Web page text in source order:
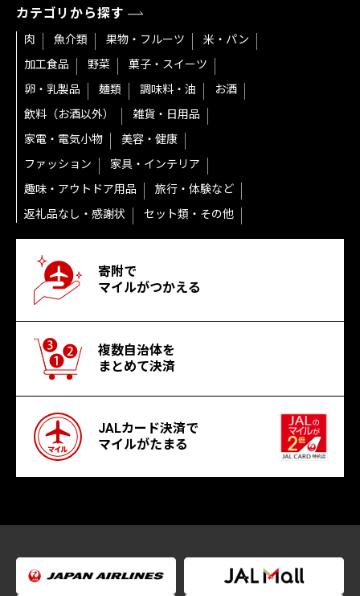
カテゴリから探す
肉 魚介類 果物・フルーツ
米・パン
加工食品
野菜
菓子・スイーツ
卵・乳製品
麺類 調味料・油
お酒
飲料（お酒以外）
雑貨・日用品
家電・電気小物
美容・健康
ファッション
家具・インテリア
趣味・アウトドア用品
旅行・体験など
返礼品なし・感謝状
セット類・その他
寄附で
マイルがつかえる
複数自治体を
まとめて決済
JALカード決済で
マイルがたまる